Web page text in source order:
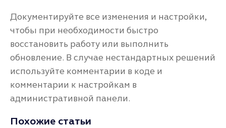
Документируйте все изменения и настройки,
чтобы при необходимости быстро
восстановить работу или выполнить
обновление. В случае нестандартных решений
используйте комментарии в коде и
комментарии к настройкам в
административной панели.
Похожие статьи